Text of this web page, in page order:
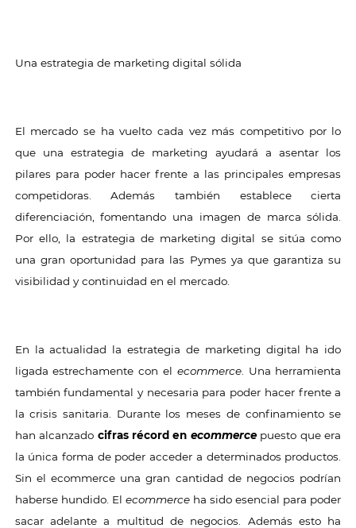
Una estrategia de marketing digital sólida
El mercado se ha vuelto cada vez más competitivo por lo
que una estrategia de marketing ayudará a asentar los
pilares para poder hacer frente a las principales empresas
competidoras. Además también establece cierta
diferenciación, fomentando una imagen de marca sólida.
Por ello, la estrategia de marketing digital se sitúa como
una gran oportunidad para las Pymes ya que garantiza su
visibilidad y continuidad en el mercado.
En la actualidad la estrategia de marketing digital ha ido
ligada estrechamente con el ecommerce. Una herramienta
también fundamental y necesaria para poder hacer frente a
la crisis sanitaria. Durante los meses de confinamiento se
han alcanzado cifras récord en ecommercepuesto que era
la única forma de poder acceder a determinados productos.
Sin el ecommerce una gran cantidad de negocios podrían
haberse hundido. El ecommerceha sido esencial para poder
sacar adelante a multitud de negocios. Además esto ha